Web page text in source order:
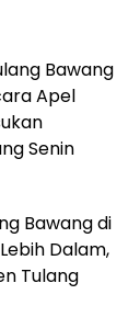
Bawang
Apel
Senin
Bawang di
Dalam,
Tulang